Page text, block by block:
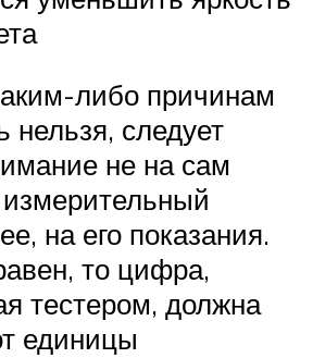
либо причинам
нельзя, следует
не на сам
на его показания.
то цифра,
тестером, должна
единицы